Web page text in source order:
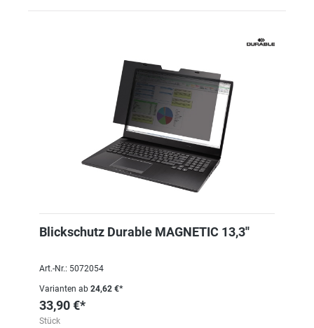
Blickschutz Durable MAGNETIC 13,3''
Art.-Nr.: 5072054
Varianten ab 24,62 €*
33,90 €*
Stück